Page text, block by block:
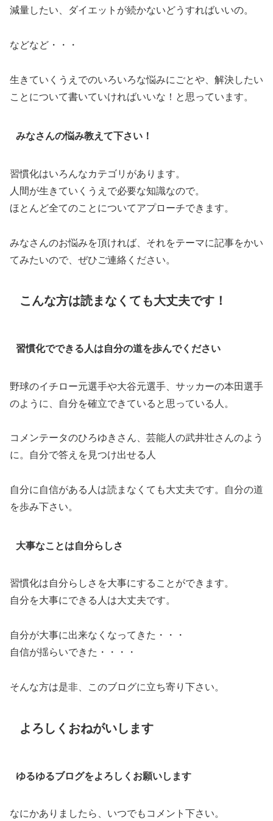
減量したい、ダイエットが続かないどうすればいいの。
などなど・・・
生きていくうえでのいろいろな悩みにごとや、解決したい
ことについて書いていければいいな！と思っています。
みなさんの悩み教えて下さい！
習慣化はいろんなカテゴリがあります。
人間が生きていくうえで必要な知識なので。
ほとんど全てのことについてアプローチできます。
みなさんのお悩みを頂ければ、それをテーマに記事をかい
てみたいので、ぜひご連絡ください。
こんな方は読まなくても大丈夫です！
習慣化でできる人は自分の道を歩んでください
野球のイチロー元選手や大谷元選手、サッカーの本田選手
のように、自分を確立できていると思っている人。
コメンテータのひろゆきさん、芸能人の武井壮さんのよう
に。自分で答えを見つけ出せる人
自分に自信がある人は読まなくても大丈夫です。自分の道
を歩み下さい。
大事なことは自分らしさ
習慣化は自分らしさを大事にすることができます。
自分を大事にできる人は大丈夫です。
自分が大事に出来なくなってきた・・・
自信が揺らいできた・・・・
そんな方は是非、このブログに立ち寄り下さい。
よろしくおねがいします
ゆるゆるブログをよろしくお願いします
なにかありましたら、いつでもコメント下さい。